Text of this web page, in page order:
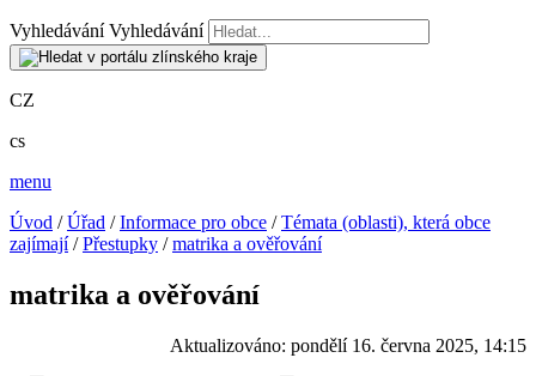
Vyhledávání Vyhledávání
CZ
cs
menu
Úvod /Úřad /Informace pro obce /Témata (oblasti), která obce
zajímají/Přestupky /matrika a ověřování
matrika a ověřování
Aktualizováno: pondělí 16. června 2025, 14:15